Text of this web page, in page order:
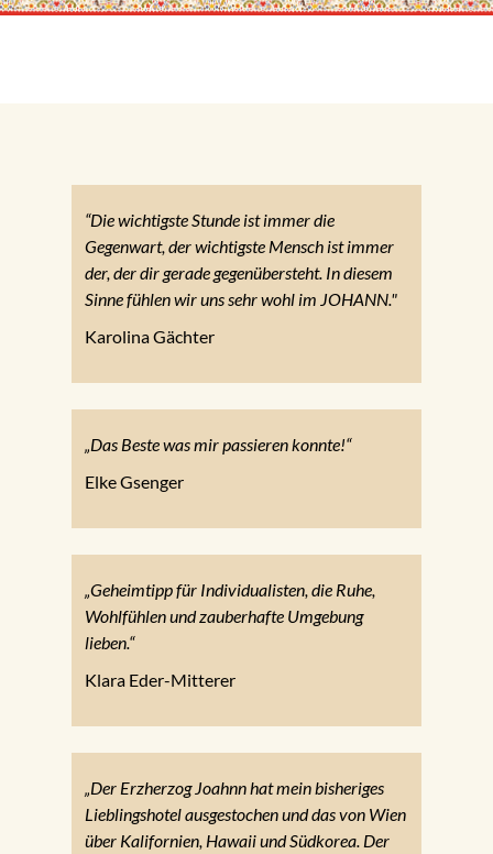
“Die wichtigste Stunde ist immer die
Gegenwart, der wichtigste Mensch ist immer
der, der dir gerade gegenübersteht. In diesem
Sinne fühlen wir uns sehr wohl im JOHANN."
Karolina Gächter
„Das Beste was mir passieren konnte!“
Elke Gsenger
„Geheimtipp für Individualisten, die Ruhe,
Wohlfühlen und zauberhafte Umgebung
lieben.“
Klara Eder-Mitterer
„Der Erzherzog Joahnn hat mein bisheriges
Lieblingshotel ausgestochen und das von Wien
über Kalifornien, Hawaii und Südkorea. Der